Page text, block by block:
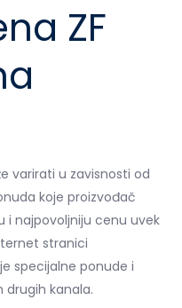
ZF
varirati u zavisnosti od
koje proizvođač
i najpovoljniju cenu uvek
stranici
specijalne ponude i
kanala.